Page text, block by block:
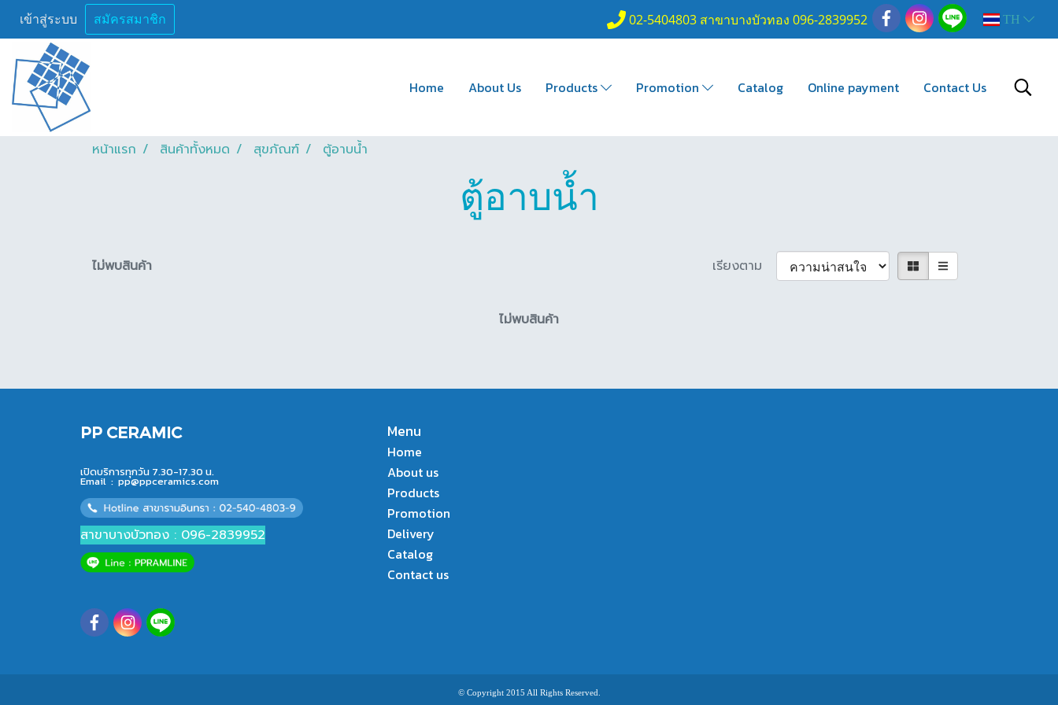
เข้าสู่ระบบ สมัครสมาชิก 02-5404803 สาขาบางบัวทอง 096-2839952 TH
Home About Us Products Promotion Catalog Online payment Contact Us
หน้าแรก สินค้าทั้งหมด สุขภัณฑ์ ตู้อาบน้ำ
ตู้อาบน้ำ
ไม่พบสินค้า เรียงตาม
ไม่พบสินค้า
PP CERAMIC
เปิดบริการทุกวัน 7.30-17.30 น.
Email : pp@ppceramics.com
สาขาบางบัวทอง : 096-2839952
Menu
Home
About us
Products
Promotion
Delivery
Catalog
Contact us
© Copyright 2015 All Rights Reserved.